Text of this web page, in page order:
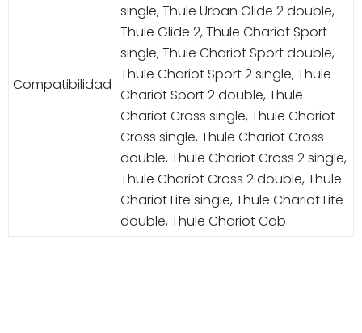
Compatibilidad
single, Thule Urban Glide 2 double,
Thule Glide 2, Thule Chariot Sport
single, Thule Chariot Sport double,
Thule Chariot Sport 2 single, Thule
Chariot Sport 2 double, Thule
Chariot Cross single, Thule Chariot
Cross single, Thule Chariot Cross
double, Thule Chariot Cross 2 single,
Thule Chariot Cross 2 double, Thule
Chariot Lite single, Thule Chariot Lite
double, Thule Chariot Cab